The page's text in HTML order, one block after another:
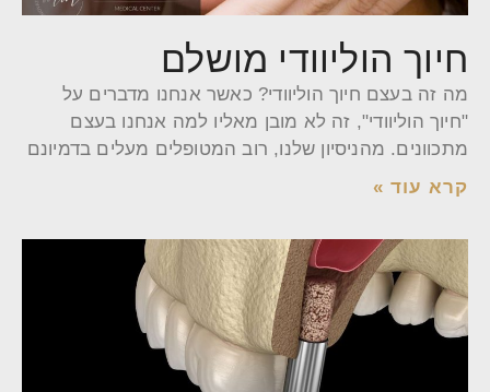
חיוך הוליוודי מושלם
מה זה בעצם חיוך הוליוודי? כאשר אנחנו מדברים על
"חיוך הוליוודי", זה לא מובן מאליו למה אנחנו בעצם
מתכוונים. מהניסיון שלנו, רוב המטופלים מעלים בדמיונם
קרא עוד »